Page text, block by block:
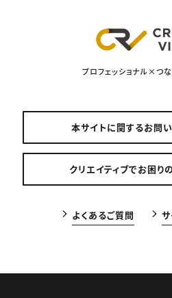
プロフェッショナル×つ
本サイトに関するお問
クリエイティブでお困り
よくあるご質問